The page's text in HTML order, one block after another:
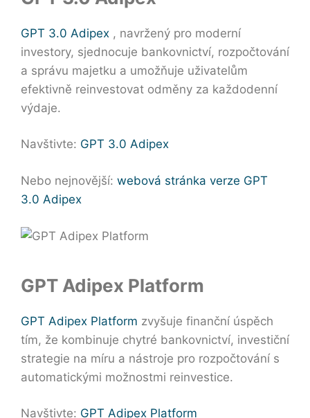
GPT 3.0 Adipex , navržený pro moderní
investory, sjednocuje bankovnictví, rozpočtování
a správu majetku a umožňuje uživatelům
efektivně reinvestovat odměny za každodenní
výdaje.
Navštivte: GPT 3.0 Adipex
Nebo nejnovější: webová stránka verze GPT
3.0 Adipex
GPT Adipex Platform
GPT Adipex Platform zvyšuje finanční úspěch
tím, že kombinuje chytré bankovnictví, investiční
strategie na míru a nástroje pro rozpočtování s
automatickými možnostmi reinvestice.
Navštivte: GPT Adipex Platform